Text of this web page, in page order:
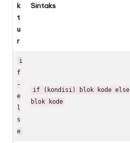
k
t
u
r
Sintaks
i
f
-
e
l
s
e
if (kondisi) blok kode else
blok kode